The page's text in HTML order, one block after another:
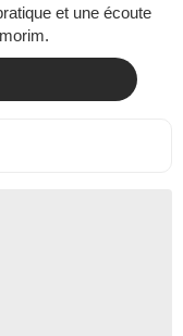
et une écoute